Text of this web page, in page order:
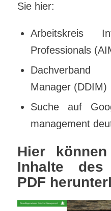
Sie hier:
Arbeitskreis
Professionals
Dachverband
Manager (DDIM)
Suche auf
management
Hier
Inhalte
PDF